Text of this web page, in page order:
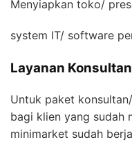
Menyiapkan toko/
system IT/ software
Layanan
Untuk paket
bagi klien yang sudah
minimarket sudah